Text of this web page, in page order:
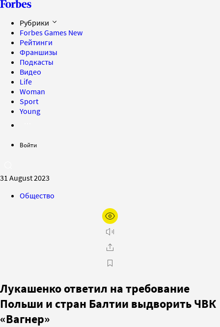
Рубрики
Forbes Games New
Рейтинги
Франшизы
Подкасты
Видео
Life
Woman
Sport
Young
Войти
31 August 2023
Общество
Лукашенко ответил на требование
Польши и стран Балтии выдворить ЧВК
«Вагнер»